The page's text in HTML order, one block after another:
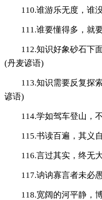
110.谁游乐无度，谁没
111.谁要懂得多，就要
112.知识好象砂石下面
(丹麦谚语)
113.知识需要反复探索
谚语)
114.学如驾车登山，不
115.书读百遍，其义
116.言过其实，终无大
117.讷讷寡言者未必愚
118.宽阔的河平静，博